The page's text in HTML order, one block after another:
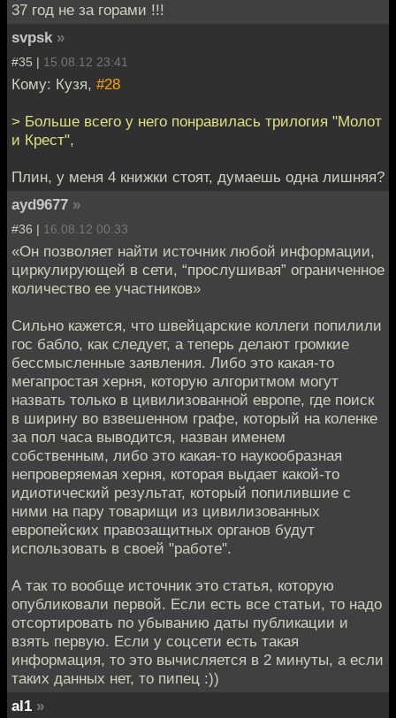
37 год не за горами !!!
svpsk »
#35 | 15.08.12 23:41
Кому: Кузя, #28
> Больше всего у него понравилась трилогия "Молот
и Крест",
Плин, у меня 4 книжки стоят, думаешь одна лишняя?
ayd9677 »
#36 | 16.08.12 00:33
«Он позволяет найти источник любой информации,
циркулирующей в сети, “прослушивая” ограниченное
количество ее участников»
Сильно кажется, что швейцарские коллеги попилили
гос бабло, как следует, а теперь делают громкие
бессмысленные заявления. Либо это какая-то
мегапростая херня, которую алгоритмом могут
назвать только в цивилизованной европе, где поиск
в ширину во взвешенном графе, который на коленке
за пол часа выводится, назван именем
собственным, либо это какая-то наукообразная
непроверяемая херня, которая выдает какой-то
идиотический результат, который попилившие с
ними на пару товарищи из цивилизованных
европейских правозащитных органов будут
использовать в своей "работе".
А так то вообще источник это статья, которую
опубликовали первой. Если есть все статьи, то надо
отсортировать по убыванию даты публикации и
взять первую. Если у соцсети есть такая
информация, то это вычисляется в 2 минуты, а если
таких данных нет, то пипец :))
al1 »